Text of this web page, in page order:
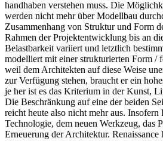
handhaben verstehen muss. Die
werden nicht mehr über Modellbau
Zusammenhang von Struktur und Form
Rahmen der Projektentwicklung bis an
Belastbarkeit variiert und letztlich
modelliert mit einer strukturierten Form /
weil dem Architekten auf diese Weise
zur Verfügung stehen, braucht er ein
je her ist es das Kriterium in der Kunst,
Die Beschränkung auf eine der beiden
reicht heute also nicht mehr aus. Insofern
Technologie, dem neuen Werkzeug, das
Erneuerung der Architektur. Renaissance